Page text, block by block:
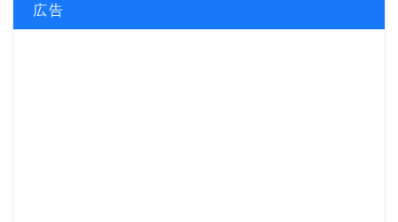
広告